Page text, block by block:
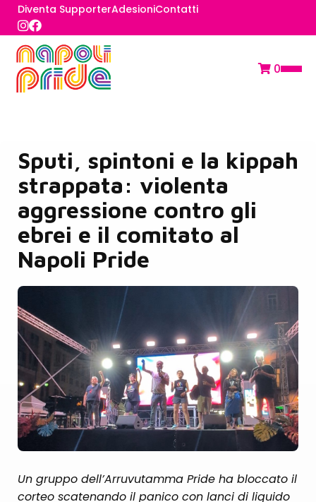
Diventa SupporterAdesioniContatti
0
Sputi, spintoni e la kippah
strappata: violenta
aggressione contro gli
ebrei e il comitato al
Napoli Pride
Un gruppo dell’Arruvutamma Pride ha bloccato il
corteo scatenando il panico con lanci di liquido